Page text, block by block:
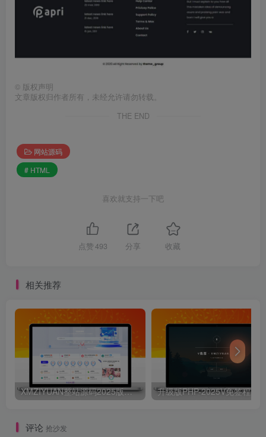
© 版权声明
文章版权归作者所有，未经允许请勿转载。
THE END
网站源码
# HTML
喜欢就支持一下吧
点赞 493 分享 收藏
相关推荐
XMZIYUAN整站源码2025版带16000+整站资源
评论 抢沙发